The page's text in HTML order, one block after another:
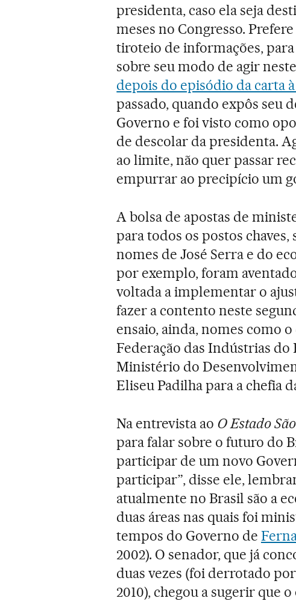
presidenta, caso ela seja
meses no Congresso.
tiroteio de informações,
sobre seu modo de agir
depois do episódio da carta
passado, quando expôs seu
Governo e foi visto como
de descolar da presidenta.
ao limite, não quer passar
empurrar ao precipício um
A bolsa de apostas de
para todos os postos
nomes de José Serra e do
por exemplo, foram
voltada a implementar o
fazer a contento neste
ensaio, ainda, nomes como
Federação das Indústrias do
Ministério do
Eliseu Padilha para a chefia
Na entrevista ao O Estado São
para falar sobre o futuro do
participar de um novo
participar”, disse ele,
atualmente no Brasil são a
duas áreas nas quais foi
tempos do Governo de
2002). O senador, que já
duas vezes (foi derrotado por
2010), chegou a sugerir que